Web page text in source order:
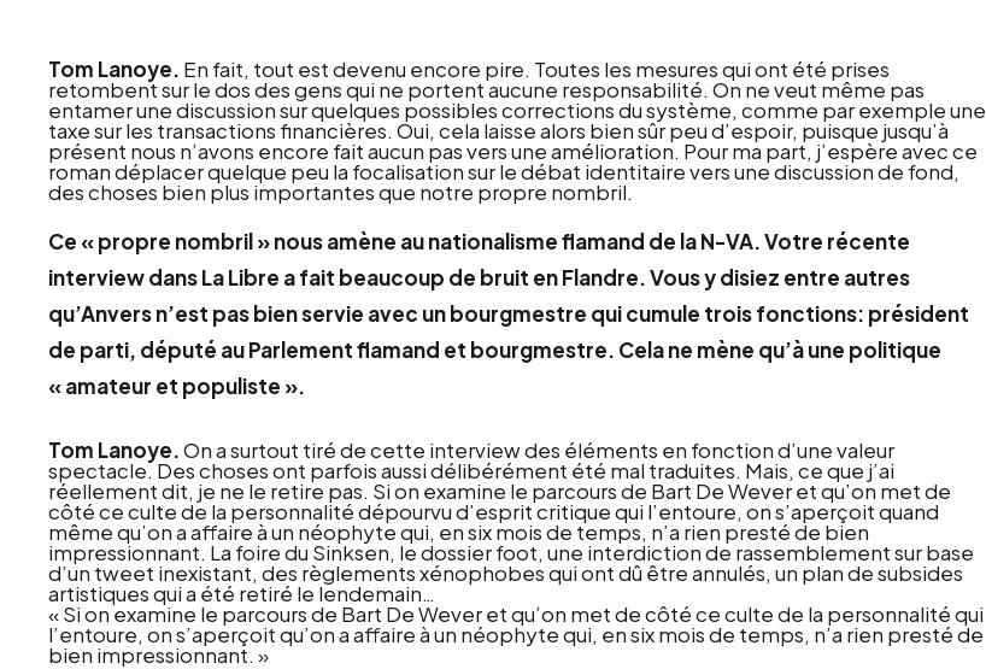
Tom Lanoye. En fait, tout est devenu encore pire. Toutes les mesures qui ont été prises
retombent sur le dos des gens qui ne portent aucune responsabilité. On ne veut même pas
entamer une discussion sur quelques possibles corrections du système, comme par exemple une
taxe sur les transactions financières. Oui, cela laisse alors bien sûr peu d’espoir, puisque jusqu’à
présent nous n’avons encore fait aucun pas vers une amélioration. Pour ma part, j’espère avec ce
roman déplacer quelque peu la focalisation sur le débat identitaire vers une discussion de fond,
des choses bien plus importantes que notre propre nombril.
Ce « propre nombril » nous amène au nationalisme flamand de la N-VA. Votre récente
interview dans La Libre a fait beaucoup de bruit en Flandre. Vous y disiez entre autres
qu’Anvers n’est pas bien servie avec un bourgmestre qui cumule trois fonctions: président
de parti, député au Parlement flamand et bourgmestre. Cela ne mène qu’à une politique
« amateur et populiste ».
Tom Lanoye.On a surtout tiré de cette interview des éléments en fonction d’une valeur
spectacle. Des choses ont parfois aussi délibérément été mal traduites. Mais, ce que j’ai
réellement dit, je ne le retire pas. Si on examine le parcours de Bart De Wever et qu’on met de
côté ce culte de la personnalité dépourvu d’esprit critique qui l’entoure, on s’aperçoit quand
même qu’on a affaire à un néophyte qui, en six mois de temps, n’a rien presté de bien
impressionnant. La foire du Sinksen, le dossier foot, une interdiction de rassemblement sur base
d’un tweet inexistant, des règlements xénophobes qui ont dû être annulés, un plan de subsides
artistiques qui a été retiré le lendemain…
« Si on examine le parcours de Bart De Wever et qu’on met de côté ce culte de la personnalité qui
l’entoure, on s’aperçoit qu’on a affaire à un néophyte qui, en six mois de temps, n’a rien presté de
bien impressionnant. »